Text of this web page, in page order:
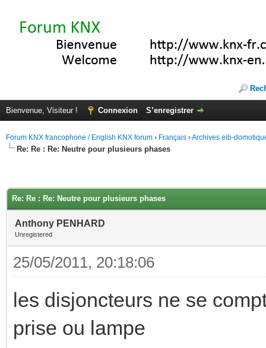
Bienvenue, Visiteur ! Connexion S’enregistrer
Forum KNX francophone / English KNX forum › Français ›Archives eib-
Re: Re : Re: Neutre pour plusieurs phases
Re: Re : Re: Neutre pour plusieurs phases
Anthony PENHARD
Unregistered
25/05/2011, 20:18:06
les disjoncteurs ne se
prise ou lampe